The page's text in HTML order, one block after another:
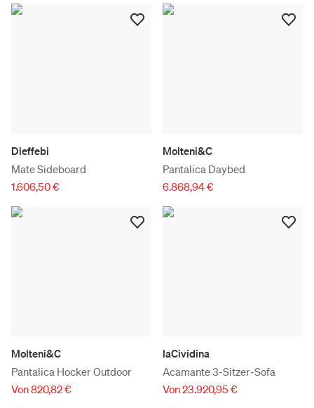
Dieffebi
Mate Sideboard
1.606,50 €
Molteni&C
Pantalica Daybed
6.868,94 €
Molteni&C
Pantalica Hocker Outdoor
Von 820,82 €
laCividina
Acamante 3-Sitzer-Sofa
Von 23.920,95 €